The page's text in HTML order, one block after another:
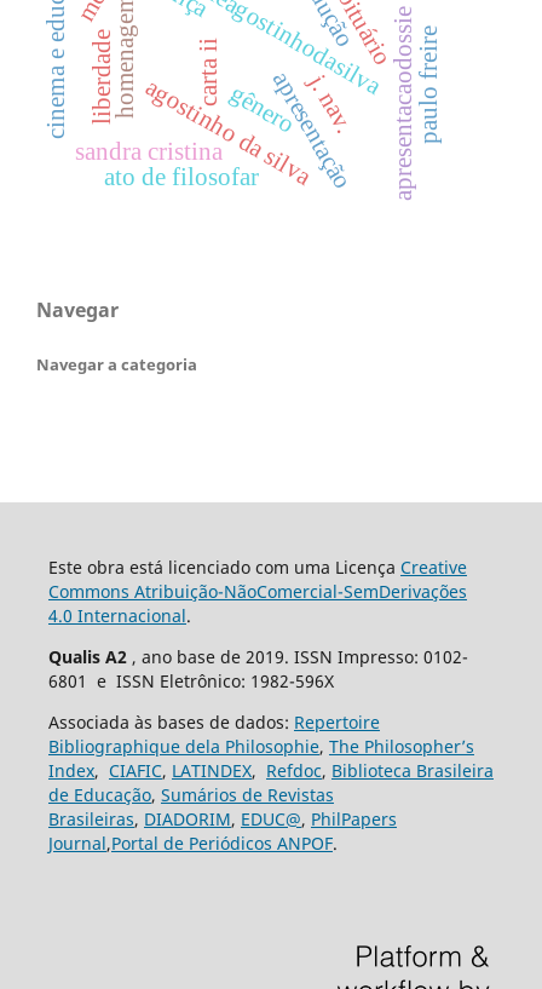
apresentação
dossiêagostinhodasilvaapresentacaodossie
j. nav.
agostinho da silva
carta ii
sandra cristina
obituário
homenagem paulo freire
ato de filosofar
cinema e educação gênero
liberdade
Navegar
Navegar a categoria
Este obra está licenciado com uma Licença Creative
Commons Atribuição-NãoComercial-SemDerivações
4.0 Internacional.
Qualis A2 , ano base de 2019. ISSN Impresso: 0102-
6801 e ISSN Eletrônico: 1982-596X
Associada às bases de dados: Repertoire
Bibliographique dela Philosophie, The Philosopher’s
Index, CIAFIC, LATINDEX, Refdoc, Biblioteca Brasileira
de Educação, Sumários de Revistas
Brasileiras, DIADORIM, EDUC@, PhilPapers
Journal,Portal de Periódicos ANPOF.